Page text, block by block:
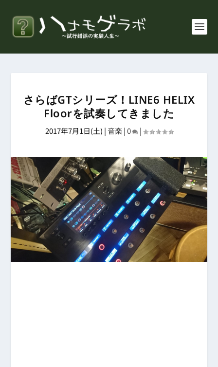
さらばGTシリーズ！LINE6 HELIX
Floorを試奏してきました
2017年7月1日(土) | 音楽|0 |